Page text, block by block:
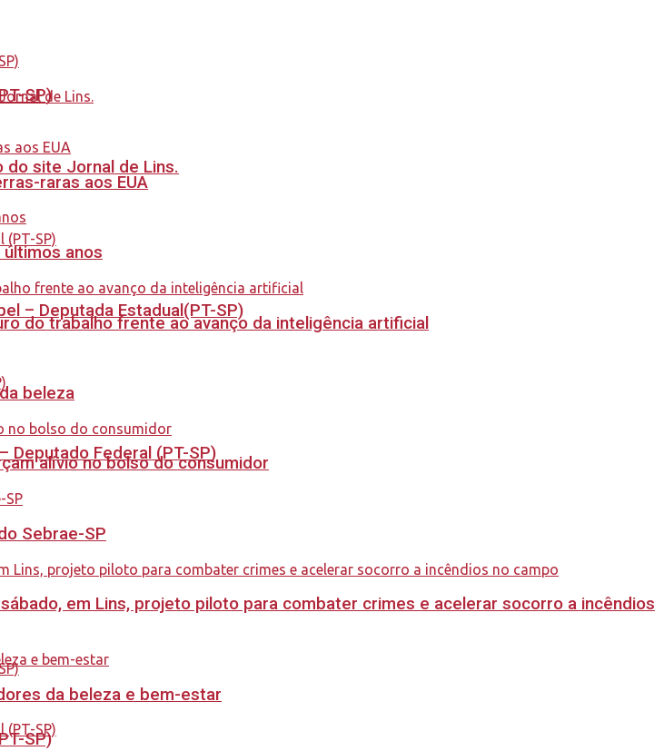
do site Jornal de Lins.
– Deputada Estadual(PT-SP)
Deputado Federal (PT-SP)
SP)
SP)
raras aos EUA
anos
do trabalho frente ao avanço da inteligência artificial
beleza
alívio no bolso do consumidor
Sebrae-SP
em Lins, projeto piloto para combater crimes e acelerar socorro a incêndios
da beleza e bem-estar